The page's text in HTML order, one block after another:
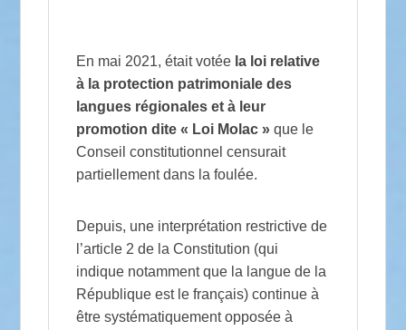
En mai 2021, était votée la loi relative
à la protection patrimoniale des
langues régionales et à leur
promotion dite « Loi Molac »que le
Conseil constitutionnel censurait
partiellement dans la foulée.
Depuis, une interprétation restrictive de
l’article 2 de la Constitution (qui
indique notamment que la langue de la
République est le français) continue à
être systématiquement opposée à